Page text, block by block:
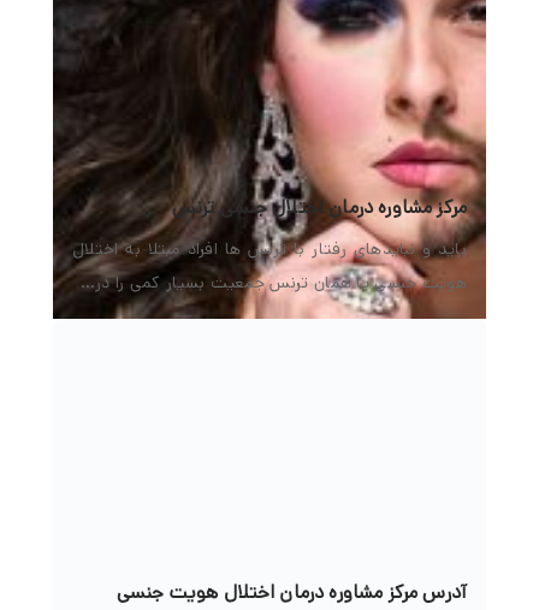
مرکز مشاوره درمان اختلال جنسی ترنس
باید و نبایدهای رفتار با ترنس ها افراد مبتلا به اختلال
هویت جنسی یا همان ترنس جمعیت بسیار کمی را در…
آدرس مرکز مشاوره درمان اختلال هویت جنسی